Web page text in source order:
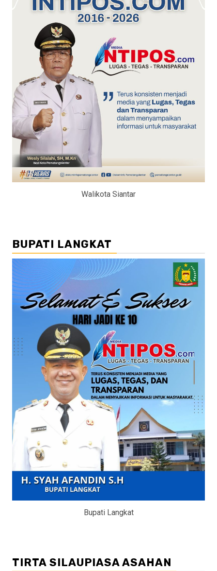
Walikota Siantar
BUPATI LANGKAT
Bupati Langkat
TIRTA SILAUPIASA ASAHAN